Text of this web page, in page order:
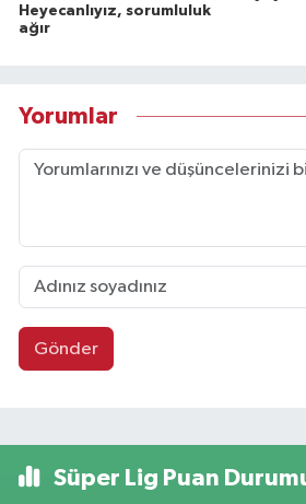
Heyecanlıyız, sorumluluk
ağır
Yorumlar
Gönder
Süper Lig Puan